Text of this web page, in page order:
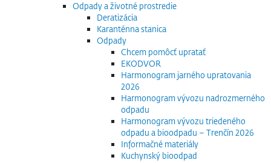
Odpady a životné prostredie
Deratizácia
Karanténna stanica
Odpady
Chcem pomôcť upratať
EKODVOR
Harmonogram jarného upratovania
2026
Harmonogram vývozu nadrozmerného
odpadu
Harmonogram vývozu triedeného
odpadu a bioodpadu – Trenčín 2026
Informačné materiály
Kuchynský bioodpad